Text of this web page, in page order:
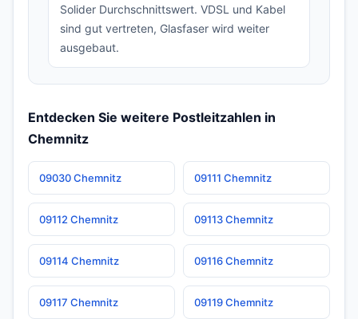
Solider Durchschnittswert. VDSL und Kabel
sind gut vertreten, Glasfaser wird weiter
ausgebaut.
Entdecken Sie weitere Postleitzahlen in
Chemnitz
09030 Chemnitz 09111 Chemnitz
09112 Chemnitz 09113 Chemnitz
09114 Chemnitz 09116 Chemnitz
09117 Chemnitz 09119 Chemnitz